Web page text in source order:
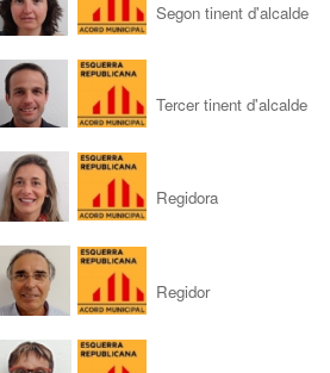
Segon tinent d'alcalde
Tercer tinent d'alcalde
Regidora
Regidor